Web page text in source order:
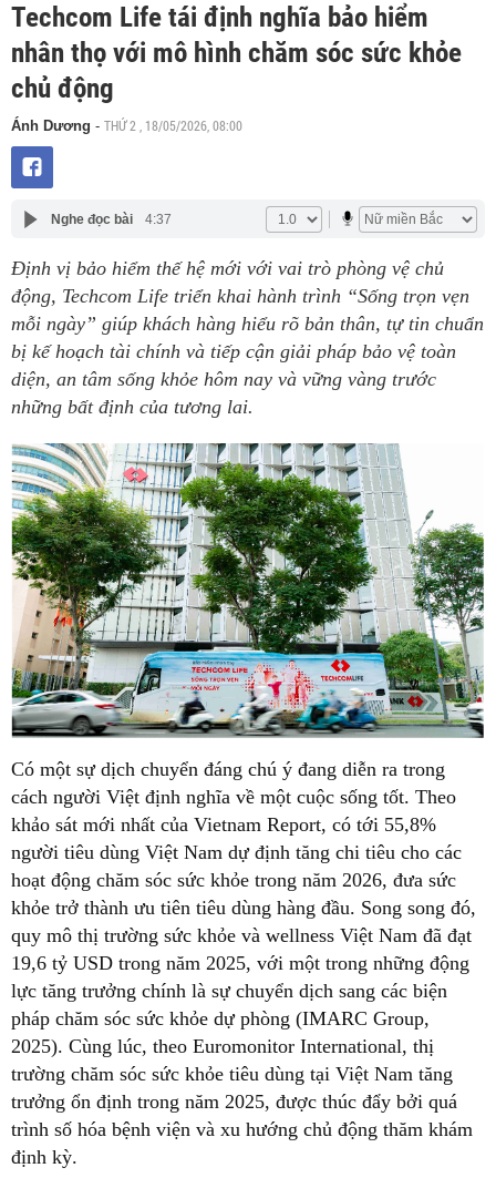
Techcom Life tái định nghĩa bảo hiểm
nhân thọ với mô hình chăm sóc sức khỏe
chủ động
Ánh Dương - THỨ 2 , 18/05/2026, 08:00
Nghe đọc bài 4:37
Định vị bảo hiểm thế hệ mới với vai trò phòng vệ chủ
động, Techcom Life triển khai hành trình “Sống trọn vẹn
mỗi ngày” giúp khách hàng hiểu rõ bản thân, tự tin chuẩn
bị kế hoạch tài chính và tiếp cận giải pháp bảo vệ toàn
diện, an tâm sống khỏe hôm nay và vững vàng trước
những bất định của tương lai.
Có một sự dịch chuyển đáng chú ý đang diễn ra trong
cách người Việt định nghĩa về một cuộc sống tốt. Theo
khảo sát mới nhất của Vietnam Report, có tới 55,8%
người tiêu dùng Việt Nam dự định tăng chi tiêu cho các
hoạt động chăm sóc sức khỏe trong năm 2026, đưa sức
khỏe trở thành ưu tiên tiêu dùng hàng đầu. Song song đó,
quy mô thị trường sức khỏe và wellness Việt Nam đã đạt
19,6 tỷ USD trong năm 2025, với một trong những động
lực tăng trưởng chính là sự chuyển dịch sang các biện
pháp chăm sóc sức khỏe dự phòng (IMARC Group,
2025). Cùng lúc, theo Euromonitor International, thị
trường chăm sóc sức khỏe tiêu dùng tại Việt Nam tăng
trưởng ổn định trong năm 2025, được thúc đẩy bởi quá
trình số hóa bệnh viện và xu hướng chủ động thăm khám
định kỳ.